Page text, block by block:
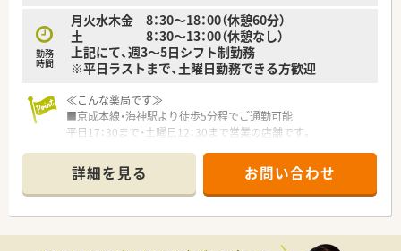
勤務
時間
月火水木金 8：30～18：00（休憩60分）
土 8：30～13：00（休憩なし）
上記にて、週3～5日シフト制勤務
※平日ラストまで、土曜日勤務できる方歓迎
≪こんな薬局です≫
■京成本線・海神駅より徒歩5分程でご通勤可能
平日17：30まで・土曜日12：30まで営業の店舗です。
在宅メインの店舗で、個人宅250件程度を対応しております。
■無菌調剤室完備しております。
≪こんな会社です≫
す。全店船橋市内に展開しており、遠方への異動がありませんの
詳細を見る お問い合わせ